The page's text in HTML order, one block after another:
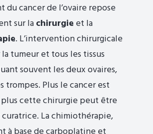
du cancer de l’ovaire repose
sur lachirurgie et la
. L’intervention chirurgicale
tumeur et tous les tissus
souvent les deux ovaires,
trompes. Plus le cancer est
cette chirurgie peut être
La chimiothérapie,